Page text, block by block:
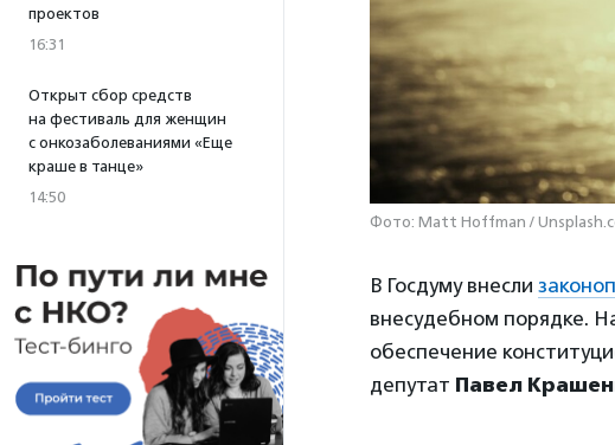
проектов
16:31
Открыт сбор средств
на фестиваль для женщин
с онкозаболеваниями «Еще
краше в танце»
14:50
Фото: Matt Hoffman /
В Госдуму внесли
внесудебном порядке.
обеспечение
депутат Павел